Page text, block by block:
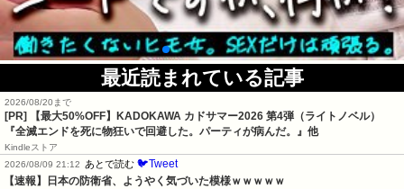
最近読まれている記事
2026/08/20まで
[PR]
【最大50%OFF】KADOKAWA カドサマー2026 第4弾（ライトノベル）
『全滅エンドを死に物狂いで回避した。パーティが病んだ。』他
Kindleストア
2026/08/09 21:12
あとで読む 🐦Tweet
【速報】日本の防衛省、ようやく気づいた模様ｗｗｗｗｗ